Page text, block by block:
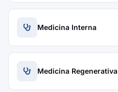
Medicina Interna
Medicina Regenerativa